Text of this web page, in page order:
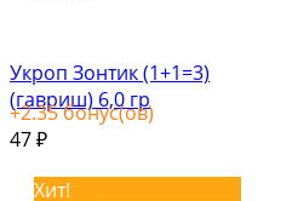
Укроп Зонтик (1+1=3)
(гавриш) 6,0 гр
+2.35бонус(ов)
47 ₽
Хит!